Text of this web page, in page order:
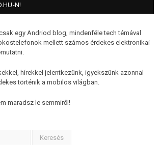
N!
egy Andriod blog, mindenféle tech témával
mellett számos érdekes elektronikai
hírekkel jelentkezünk, igyekszünk azonnal
történik a mobilos világban.
maradsz le semmiről!